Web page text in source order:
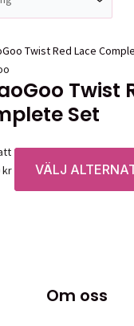
Twist
Set
0av 5
kr VÄLJ
Om oss